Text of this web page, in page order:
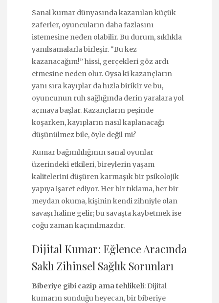
Sanal kumar dünyasında kazanılan küçük
zaferler, oyuncuların daha fazlasını
istemesine neden olabilir. Bu durum, sıklıkla
yanılsamalarla birleşir. “Bu kez
kazanacağım!” hissi, gerçekleri göz ardı
etmesine neden olur. Oysa ki kazançların
yanı sıra kayıplar da hızla birikir ve bu,
oyuncunun ruh sağlığında derin yaralara yol
açmaya başlar. Kazançların peşinde
koşarken, kayıpların nasıl kaplanacağı
düşünülmez bile, öyle değil mi?
Kumar bağımlılığının sanal oyunlar
üzerindeki etkileri, bireylerin yaşam
kalitelerini düşüren karmaşık bir psikolojik
yapıya işaret ediyor. Her bir tıklama, her bir
meydan okuma, kişinin kendi zihniyle olan
savaşı haline gelir; bu savaşta kaybetmek ise
çoğu zaman kaçınılmazdır.
Dijital Kumar: Eğlence Aracında
Saklı Zihinsel Sağlık Sorunları
Biberiye gibi cazip ama tehlikeli: Dijital
kumarın sunduğu heyecan, bir biberiye